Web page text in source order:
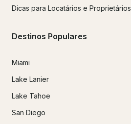
Dicas para Locatários e Proprietários
Destinos Populares
Miami
Lake Lanier
Lake Tahoe
San Diego